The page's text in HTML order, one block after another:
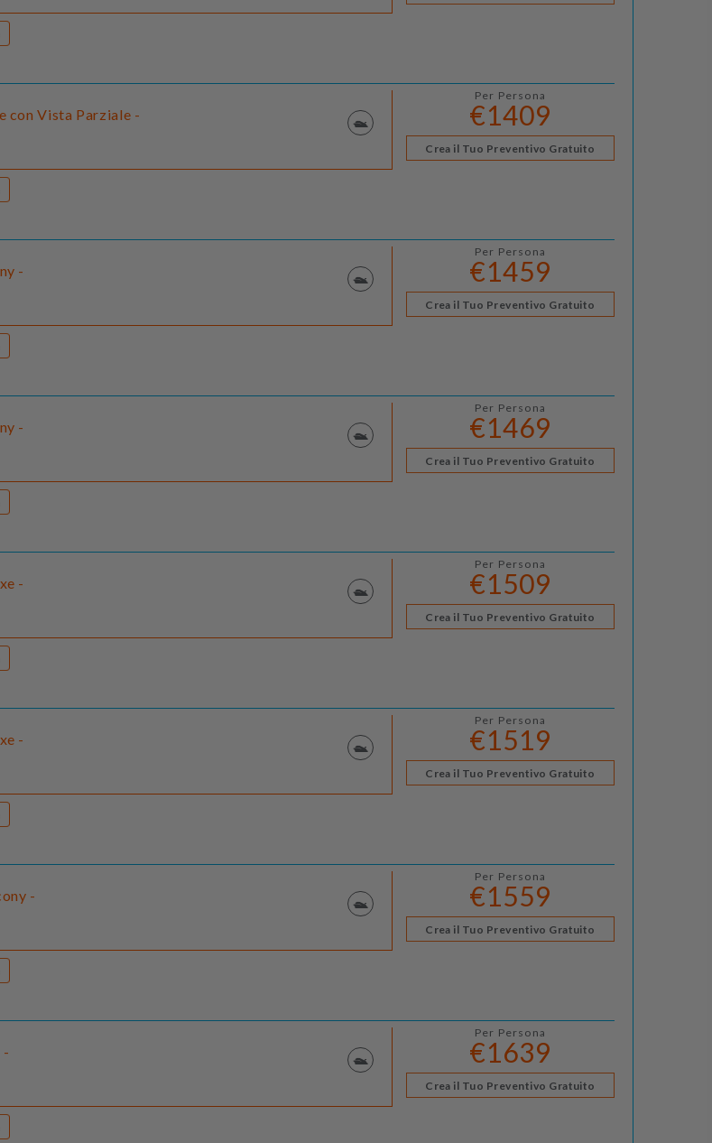
con Vista Parziale -
Per Persona
€1409
Crea il Tuo Preventivo Gratuito
-
Per Persona
€1459
Crea il Tuo Preventivo Gratuito
-
Per Persona
€1469
Crea il Tuo Preventivo Gratuito
-
Per Persona
€1509
Crea il Tuo Preventivo Gratuito
-
Per Persona
€1519
Crea il Tuo Preventivo Gratuito
-
Per Persona
€1559
Crea il Tuo Preventivo Gratuito
-
Per Persona
€1639
Crea il Tuo Preventivo Gratuito